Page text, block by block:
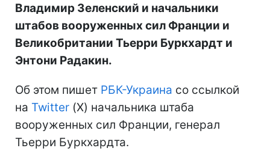
Владимир Зеленский и начальники
штабов вооруженных сил Франции и
Великобритании Тьерри Буркхардт и
Энтони Радакин.
Об этом пишет РБК-Украина со ссылкой
на Twitter (Х) начальника штаба
вооруженных сил Франции, генерал
Тьерри Буркхардта.